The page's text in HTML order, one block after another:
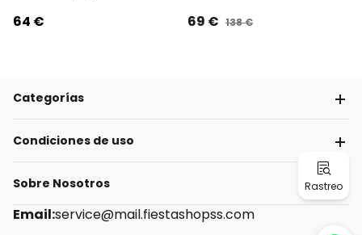
64 € 69 € 138 €
Categorías
Condiciones de uso
Sobre Nosotros
Email:service@mail.fiestashopss.com
Rastreo